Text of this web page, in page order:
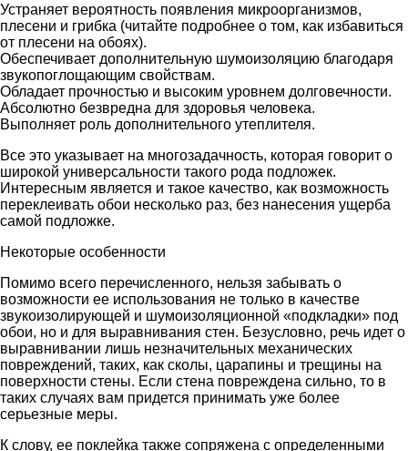
Устраняет вероятность появления микроорганизмов,
плесени и грибка (читайте подробнее о том, как избавиться
от плесени на обоях).
Обеспечивает дополнительную шумоизоляцию благодаря
звукопоглощающим свойствам.
Обладает прочностью и высоким уровнем долговечности.
Абсолютно безвредна для здоровья человека.
Выполняет роль дополнительного утеплителя.
Все это указывает на многозадачность, которая говорит о
широкой универсальности такого рода подложек.
Интересным является и такое качество, как возможность
переклеивать обои несколько раз, без нанесения ущерба
самой подложке.
Некоторые особенности
Помимо всего перечисленного, нельзя забывать о
возможности ее использования не только в качестве
звукоизолирующей и шумоизоляционной «подкладки» под
обои, но и для выравнивания стен. Безусловно, речь идет о
выравнивании лишь незначительных механических
повреждений, таких, как сколы, царапины и трещины на
поверхности стены. Если стена повреждена сильно, то в
таких случаях вам придется принимать уже более
серьезные меры.
К слову, ее поклейка также сопряжена с определенными